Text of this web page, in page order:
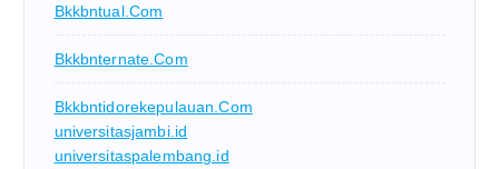
Bkkbntual.com
Bkkbnternate.com
Bkkbntidorekepulauan.com
universitasjambi.id
universitaspalembang.id